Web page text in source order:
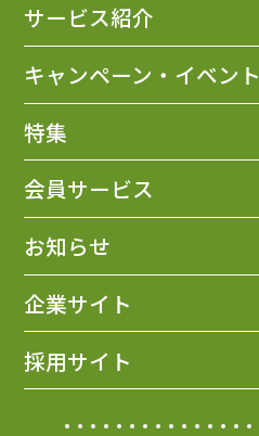
サービス紹介
キャンペーン・イベント
特集
会員サービス
お知らせ
企業サイト
採用サイト